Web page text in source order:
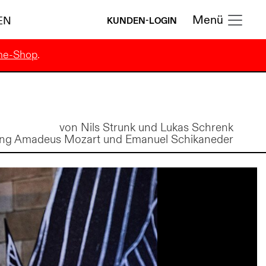
KUNDEN-LOGIN Menü
Shop.
von Nils Strunk und Lukas Schrenk
Amadeus Mozart und Emanuel Schikaneder